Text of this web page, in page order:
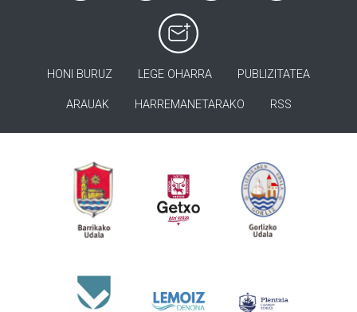
HONI BURUZ LEGE OHARRA PUBLIZITATEA
ARAUAK HARREMANETARAKO RSS